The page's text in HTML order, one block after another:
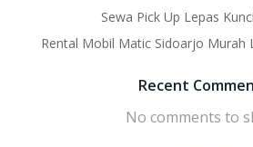
Sewa Pick Up Lepas
Rental Mobil Matic Sidoarjo Murah
Recent
No comments to